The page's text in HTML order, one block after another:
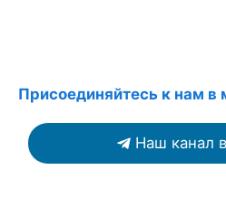
Присоединяйтесь к нам
Наш канал